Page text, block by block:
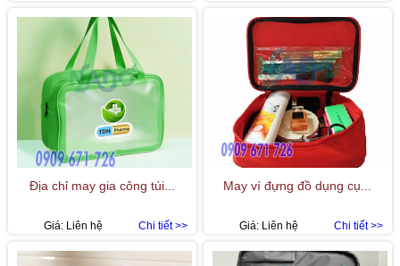
Địa chỉ may gia công túi...
Chi tiết >>
Giá: Liên hệ
May ví đựng đồ dụng cụ...
Chi tiết >>
Giá: Liên hệ